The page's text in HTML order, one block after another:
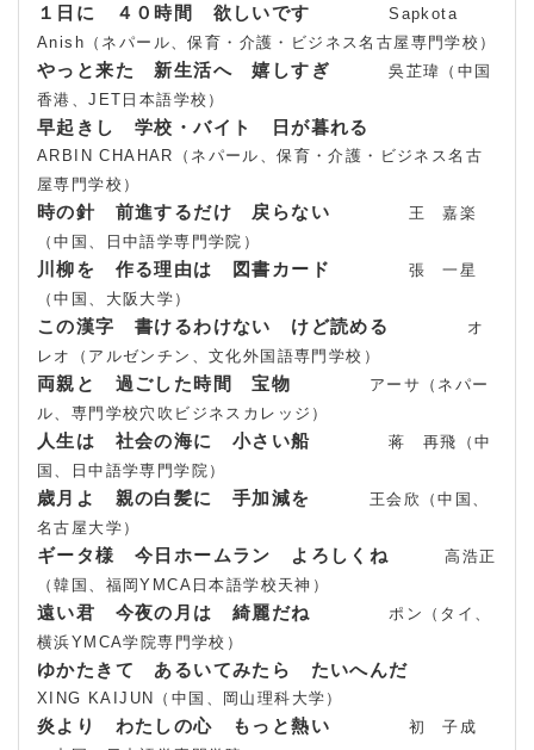
１日に ４０時間 欲しいです
Sapkota
Anish（ネパール、保育・介護・ビジネス名古屋専門学校）
やっと来た 新生活へ 嬉しすぎ
吳芷瑋（中国
香港、JET日本語学校）
早起きし 学校・バイト 日が暮れる
ARBIN CHAHAR（ネパール、保育・介護・ビジネス名古
屋専門学校）
時の針 前進するだけ 戻らない
王 嘉楽
（中国、日中語学専門学院）
川柳を 作る理由は 図書カード
張 一星
（中国、大阪大学）
この漢字 書けるわけない けど読める
オ
レオ（アルゼンチン、文化外国語専門学校）
両親と 過ごした時間 宝物
アーサ（ネパー
ル、専門学校穴吹ビジネスカレッジ）
人生は 社会の海に 小さい船
蒋 再飛（中
国、日中語学専門学院）
歳月よ 親の白髪に 手加減を
王会欣（中国、
名古屋大学）
ギータ様 今日ホームラン よろしくね
高浩正
（韓国、福岡YMCA日本語学校天神）
遠い君 今夜の月は 綺麗だね
ポン（タイ、
横浜YMCA学院専門学校）
ゆかたきて あるいてみたら たいへんだ
XING KAIJUN（中国、岡山理科大学）
炎より わたしの心 もっと熱い
初 子成